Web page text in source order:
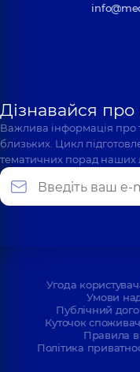
Дізнавайся
Важлива інформація про
близьких. Цикл
тематичних порад наших
Угода
Умови
Публічний
Куточок
Правила
Політика